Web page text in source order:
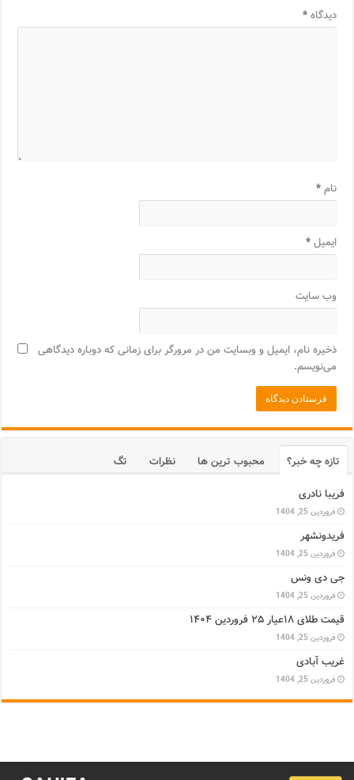
دیدگاه*
نام*
ایمیل*
وب‌ سایت
ذخیره نام، ایمیل و وبسایت من در مرورگر برای زمانی که دوباره دیدگاهی
می‌نویسم.
تازه چه خبر؟ محبوب ترین ها نظرات
تگ
فریبا نادری
فروردین 25, 1404
فریدونشهر
فروردین 25, 1404
جی دی ونس
فروردین 25, 1404
قیمت طلای ۱۸عیار ۲۵ فروردین ۱۴۰۴
فروردین 25, 1404
غریب آبادی
فروردین 25, 1404